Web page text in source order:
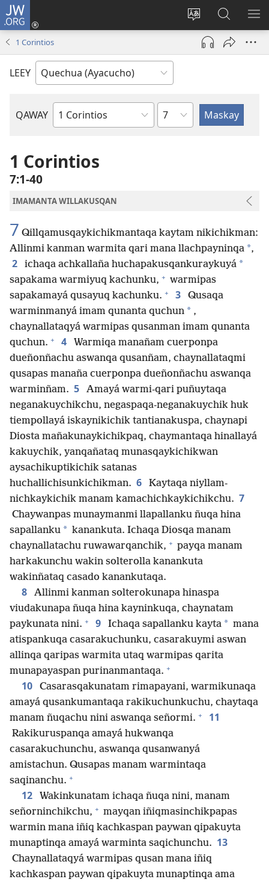
JW.ORG
Rimaynikita
cambianapaq
Qallarinaykipaq
(abre
nueva
JW.ORG
nisqapi
1 Corintios
LEEY
QAWAY
Bibliapa
kaq
capitulo
1 Corintios
7:1-40
IMAMANTA WILLAKUSQAN
7 Qillqamusqaykichikmantaqa kaytam nikichikman:
Allinmi kanman warmita qari mana llachpayninqa *,
2 ichaqa achkallaña huchapakusqankuraykuyá *
sapakama warmiyuq kachunku, + warmipas
sapakamayá qusayuq kachunku. + 3
Qusaqa
warminmanyá imam qunanta quchun * ,
chaynallataqyá warmipas qusanman imam qunanta
quchun. + 4
Warmiqa manañam cuerponpa
dueñonñachu aswanqa qusanñam, chaynallataqmi
qusapas manaña cuerponpa dueñonñachu aswanqa
warminñam. 5
Amayá warmi-qari puñuytaqa
neganakuychikchu, negaspaqa-neganakuychik huk
tiempollayá iskaynikichik tantianakuspa, chaynapi
Diosta mañakunaykichikpaq, chaymantaqa hinallayá
kakuychik, yanqañataq munasqaykichikwan
aysachikuptikichik satanas
huchallichisunkichikman. 6
Kaytaqa niyllam-
nichkaykichik manam kamachichkaykichikchu. 7
Chaywanpas munaymanmi llapallanku ñuqa hina
sapallanku * kanankuta. Ichaqa Diosqa manam
chaynallatachu ruwawarqanchik, + payqa manam
harkakunchu wakin solterolla kanankuta
wakinñataq casado kanankutaqa.
8
Allinmi kanman solterokunapa hinaspa
viudakunapa ñuqa hina kayninkuqa, chaynatam
paykunata nini. + 9 Ichaqa sapallanku kayta * mana
atispankuqa casarakuchunku, casarakuymi aswan
allinqa qaripas warmita utaq warmipas qarita
munapayaspan purinanmantaqa. +
10
Casarasqakunatam rimapayani, warmikunaqa
amayá qusankumantaqa rakikuchunkuchu, chaytaqa
manam ñuqachu nini aswanqa señormi. + 11
Rakikuruspanqa amayá hukwanqa
casarakuchunchu, aswanqa qusanwanyá
amistachun. Qusapas manam warmintaqa
saqinanchu. +
12
Wakinkunatam ichaqa ñuqa nini, manam
señorninchikchu, + mayqan iñiqmasinchikpapas
warmin mana iñiq kachkaspan paywan qipakuyta
munaptinqa amayá warminta saqichunchu. 13
Chaynallataqyá warmipas qusan mana iñiq
kachkaspan paywan qipakuyta munaptinqa ama